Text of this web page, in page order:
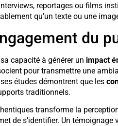
reportages ou films
qu’un texte ou une
du
capacité à générer un impact
pour transmettre une
études démontrent que les
traditionnels.
transforme la
de s’identifier. Un témoignage